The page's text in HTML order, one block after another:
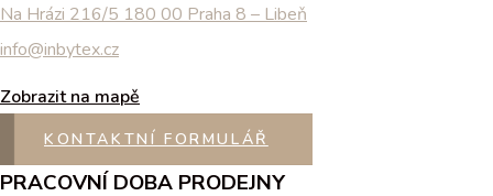
Na Hrázi 216/5 180 00 Praha 8 – Libeň
info@inbytex.cz
Zobrazit na mapě
KONTAKTNÍ FORMULÁŘ
PRACOVNÍ DOBA PRODEJNY